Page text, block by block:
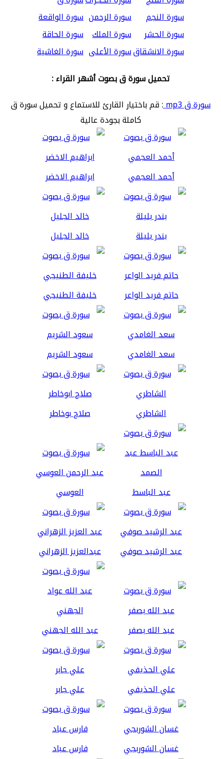
سورة النجم
سورة الرحمن سورة الواقعة
سورة الحشر
سورة الملك سورة الحاقة
سورة الانشقاقسورة الأعلى سورة الغاشية
تحميل سورة ق بصوت أشهر القراء :
سورة ق mp3
: قم باختيار القارئ للاستماع و تحميل سورة ق
كاملة بجودة عالية
أحمد العجمي ابراهيم الاخضر
بندر بليلة خالد الجليل
حاتم فريد الواعر خليفة الطنيجي
سعد الغامدي سعود الشريم
الشاطري صلاح بوخاطر
عبد الباسط العوسي
عبد الرشيد صوفي عبدالعزيز الزهراني
عبد الله بصفر عبد الله الجهني
علي الحذيفي علي جابر
غسان الشوربجي فارس عباد